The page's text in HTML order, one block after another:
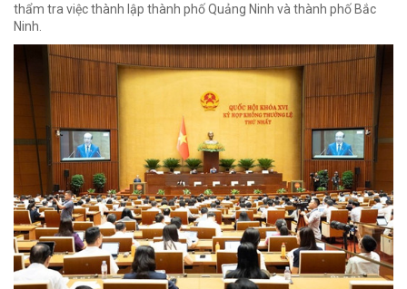
thẩm tra việc thành lập thành phố Quảng Ninh và thành phố Bắc
Ninh.